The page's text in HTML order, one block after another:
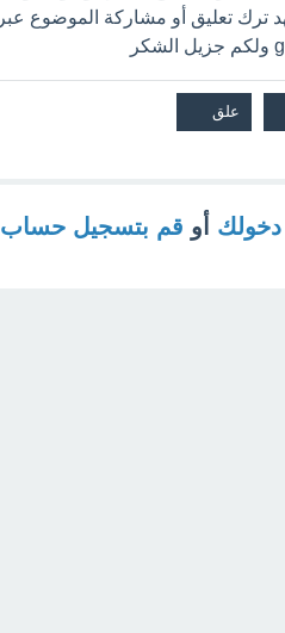
أو قم بتسجيل حساب